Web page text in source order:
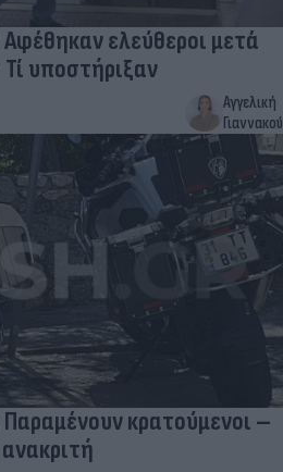
ελεύθεροι μετά
υποστήριξαν
Αγγελική
Γιαννακού
κρατούμενοι –